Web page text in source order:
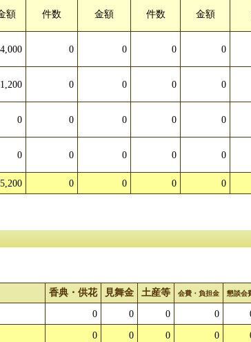
額 件数 金額 件数 金額
0 0 0 0
0 0 0 0
0 0 0 0 0
0 0 0 0 0
0 0 0 0
香典・供花 見舞金 土産等 会費・負担金 懇談会
0 0 0 0
0 0 0 0